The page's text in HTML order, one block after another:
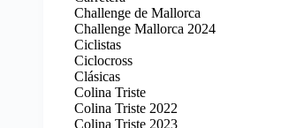
Challenge de Mallorca
Challenge Mallorca 2024
Ciclistas
Ciclocross
Clásicas
Colina Triste
Colina Triste 2022
Colina Triste 2023